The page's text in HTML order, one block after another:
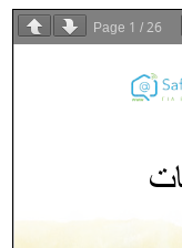
Page 1 /26